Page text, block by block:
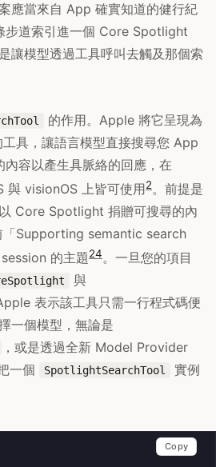
應當來自 App 確實知道的健行紀
步道索引進一個 Core Spotlight
讓模型透過工具呼叫去觸及那個索
的作用。Apple 將它呈現為
工具，讓語言模型直接搜尋您 App
容以產生具脈絡的回應，在
與 visionOS 上皆可使用2。前提是
Core Spotlight 捐贈可搜尋的內
「Supporting semantic search
的主題24。一旦您的項目
與
表示該工具只需一行程式碼便
一個模型，無論是
，或是透過全新 Model Provider
一個
SpotlightSearchTool
實例
Copy